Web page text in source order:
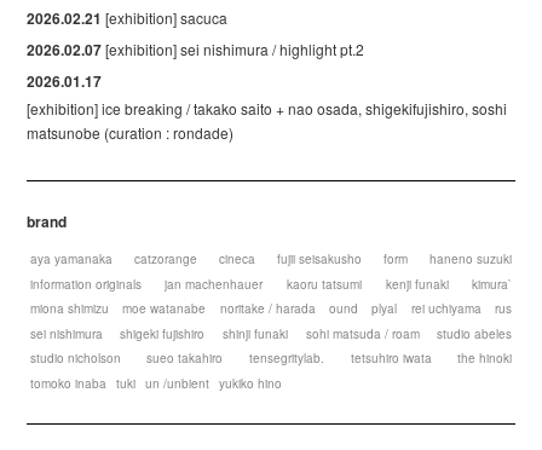
2026.02.21 [exhibition] sacuca
2026.02.07[exhibition] sei nishimura / highlight pt.2
2026.01.17
[exhibition] ice breaking / takako saito + nao osada, shigekifujishiro, soshi
matsunobe (curation : rondade)
brand
aya yamanaka catzorange cineca fujii seisakusho form
haneno suzuki
information originals
jan machenhauer kaoru tatsumi kenji funaki
kimura`
miona shimizu
moe watanabe noritake / harada ound plyal rei uchiyama
rus
sei nishimura
shigeki fujishiro shinji funaki sohi matsuda / roam
studio abeles
studio nicholson
sueo takahiro tensegritylab. tetsuhiro iwata
the hinoki
tomoko inaba tuki un /unbient yukiko hino